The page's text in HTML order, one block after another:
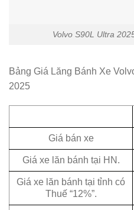
Volvo S90L Ultra
Bảng Giá Lăng Bánh Xe
2025
Giá bán xe
Giá xe lăn bánh tại HN.
Giá xe lăn bánh tại tỉnh có
Thuế “12%”.